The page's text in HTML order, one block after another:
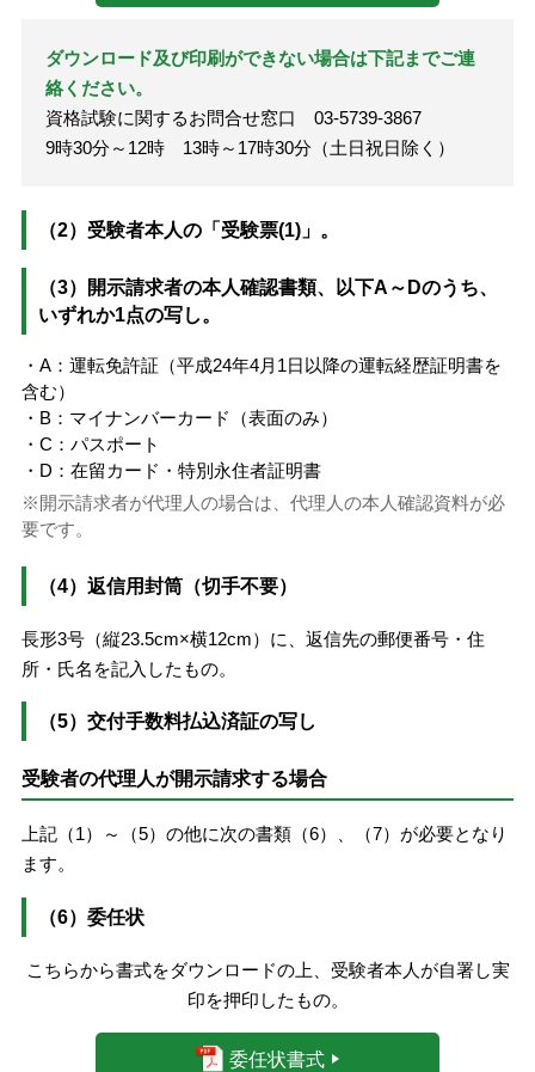
ダウンロード及び印刷ができない場合は下記までご連
絡ください。
資格試験に関するお問合せ窓口 03-5739-3867
9時30分～12時 13時～17時30分（土日祝日除く）
（2）受験者本人の「受験票(1)」。
（3）開示請求者の本人確認書類、以下A～Dのうち、
いずれか1点の写し。
・A：運転免許証（平成24年4月1日以降の運転経歴証明書を
含む）
・B：マイナンバーカード（表面のみ）
・C：パスポート
・D：在留カード・特別永住者証明書
開示請求者が代理人の場合は、代理人の本人確認資料が必
要です。
（4）返信用封筒（切手不要）
長形3号（縦23.5cm×横12cm）に、返信先の郵便番号・住
所・氏名を記入したもの。
（5）交付手数料払込済証の写し
受験者の代理人が開示請求する場合
上記（1）～（5）の他に次の書類（6）、（7）が必要となり
ます。
（6）委任状
こちらから書式をダウンロードの上、受験者本人が自署し実
印を押印したもの。
委任状書式